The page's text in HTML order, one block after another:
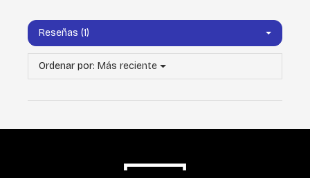
Reseñas (1)
Ordenar por: Más reciente